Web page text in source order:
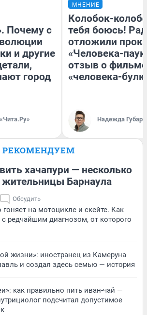
Почему с
и другие
город
МНЕНИЕ
Колобок-
тебя боюсь!
отложили
«Человека-
отзыв о
«человека-
Надежда Губарь
РЕКОМЕНДУЕМ
хачапури — несколько
жительницы Барнаула
Обсудить
гоняет на мотоцикле и скейте. Как
редчайшим диагнозом, от которого
жизни»: иностранец из Камеруна
и создал здесь семью — история
как правильно пить иван-чай —
подсчитал допустимое